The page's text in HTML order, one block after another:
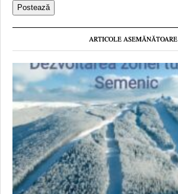
ARTICOLE ASEMĂNĂTOARE